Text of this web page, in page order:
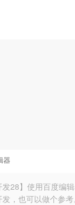
器
28】使用百度编
，也可以做个参考